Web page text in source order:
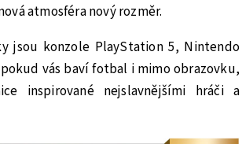
atmosféra nový rozměr.
jsou konzole PlayStation 5, Nintendo
vás baví fotbal i mimo obrazovku,
inspirované nejslavnějšími hráči a